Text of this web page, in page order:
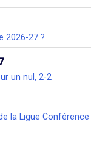
2026-27 ?
un nul, 2-2
la Ligue Conférence